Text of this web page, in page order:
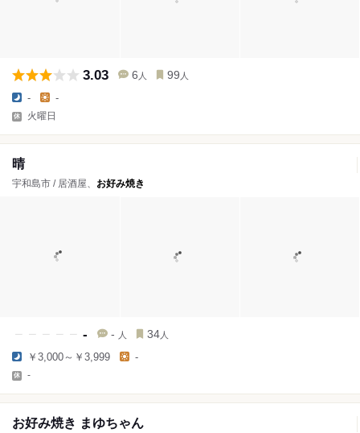
3.03 6 人 99 人
- -
火曜日
晴
宇和島市 / 居酒屋、 お好み焼き
- - 人 34 人
￥3,000～￥3,999 -
-
お好み焼き まゆちゃん